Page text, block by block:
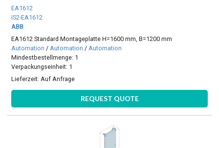
EA1612
IS2-EA1612
ABB
EA1612 Standard Montageplatte H=1600 mm, B=1200 mm
Automation / Automation / Automation
Mindestbestellmenge: 1
Verpackungseinheit: 1
Lieferzeit:Auf Anfrage
REQUEST QUOTE